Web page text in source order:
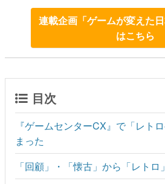
連載企画「ゲームが変えた
はこちら
目次
『ゲームセンターCX』で「レト
まった
「回顧」・「懐古」から「レトロ